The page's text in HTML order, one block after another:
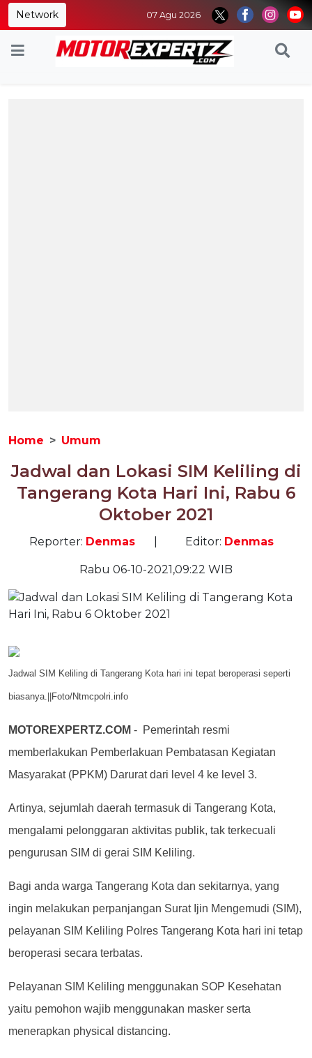
Network 07 Agu 2026
Home Umum
Jadwal dan Lokasi SIM Keliling di
Tangerang Kota Hari Ini, Rabu 6
Oktober 2021
Reporter: Denmas Editor: Denmas
Rabu 06-10-2021,09:22 WIB
Jadwal SIM Keliling di Tangerang Kota hari ini tepat beroperasi seperti
biasanya.||Foto/Ntmcpolri.info
MOTOREXPERTZ.COM - Pemerintah resmi
memberlakukan Pemberlakuan Pembatasan Kegiatan
Masyarakat (PPKM) Darurat dari level 4 ke level 3.
Artinya, sejumlah daerah termasuk di Tangerang Kota,
mengalami pelonggaran aktivitas publik, tak terkecuali
pengurusan SIM di gerai SIM Keliling.
Bagi anda warga Tangerang Kota dan sekitarnya, yang
ingin melakukan perpanjangan Surat Ijin Mengemudi (SIM),
pelayanan SIM Keliling Polres Tangerang Kota hari ini tetap
beroperasi secara terbatas.
Pelayanan SIM Keliling menggunakan SOP Kesehatan
yaitu pemohon wajib menggunakan masker serta
menerapkan physical distancing.